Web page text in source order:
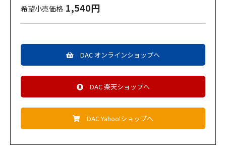
希望小売価格 1,540円
DAC オンラインショップへ
DAC 楽天ショップへ
DAC Yahoo!ショップへ